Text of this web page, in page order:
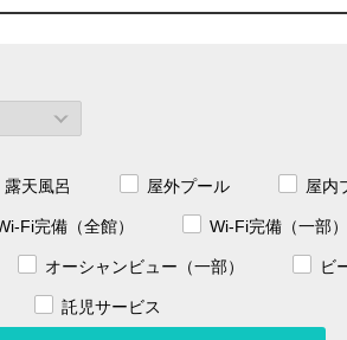
露天風呂 屋外プール 屋内
Fi完備（全館） Wi-Fi完備（一部）
オーシャンビュー（一部） ビ
託児サービス